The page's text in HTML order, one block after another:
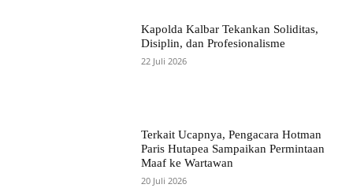
Kapolda Kalbar Tekankan Soliditas,
Disiplin, dan Profesionalisme
22 Juli 2026
Terkait Ucapnya, Pengacara Hotman
Paris Hutapea Sampaikan Permintaan
Maaf ke Wartawan
20 Juli 2026